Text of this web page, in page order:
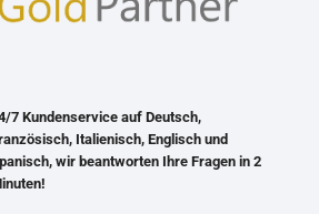
7 Kundenservice auf Deutsch,
Italienisch, Englisch und
wir beantworten Ihre Fragen in 2